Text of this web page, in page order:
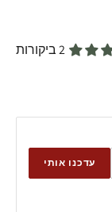
2 ביקורות
עדכנו אותי